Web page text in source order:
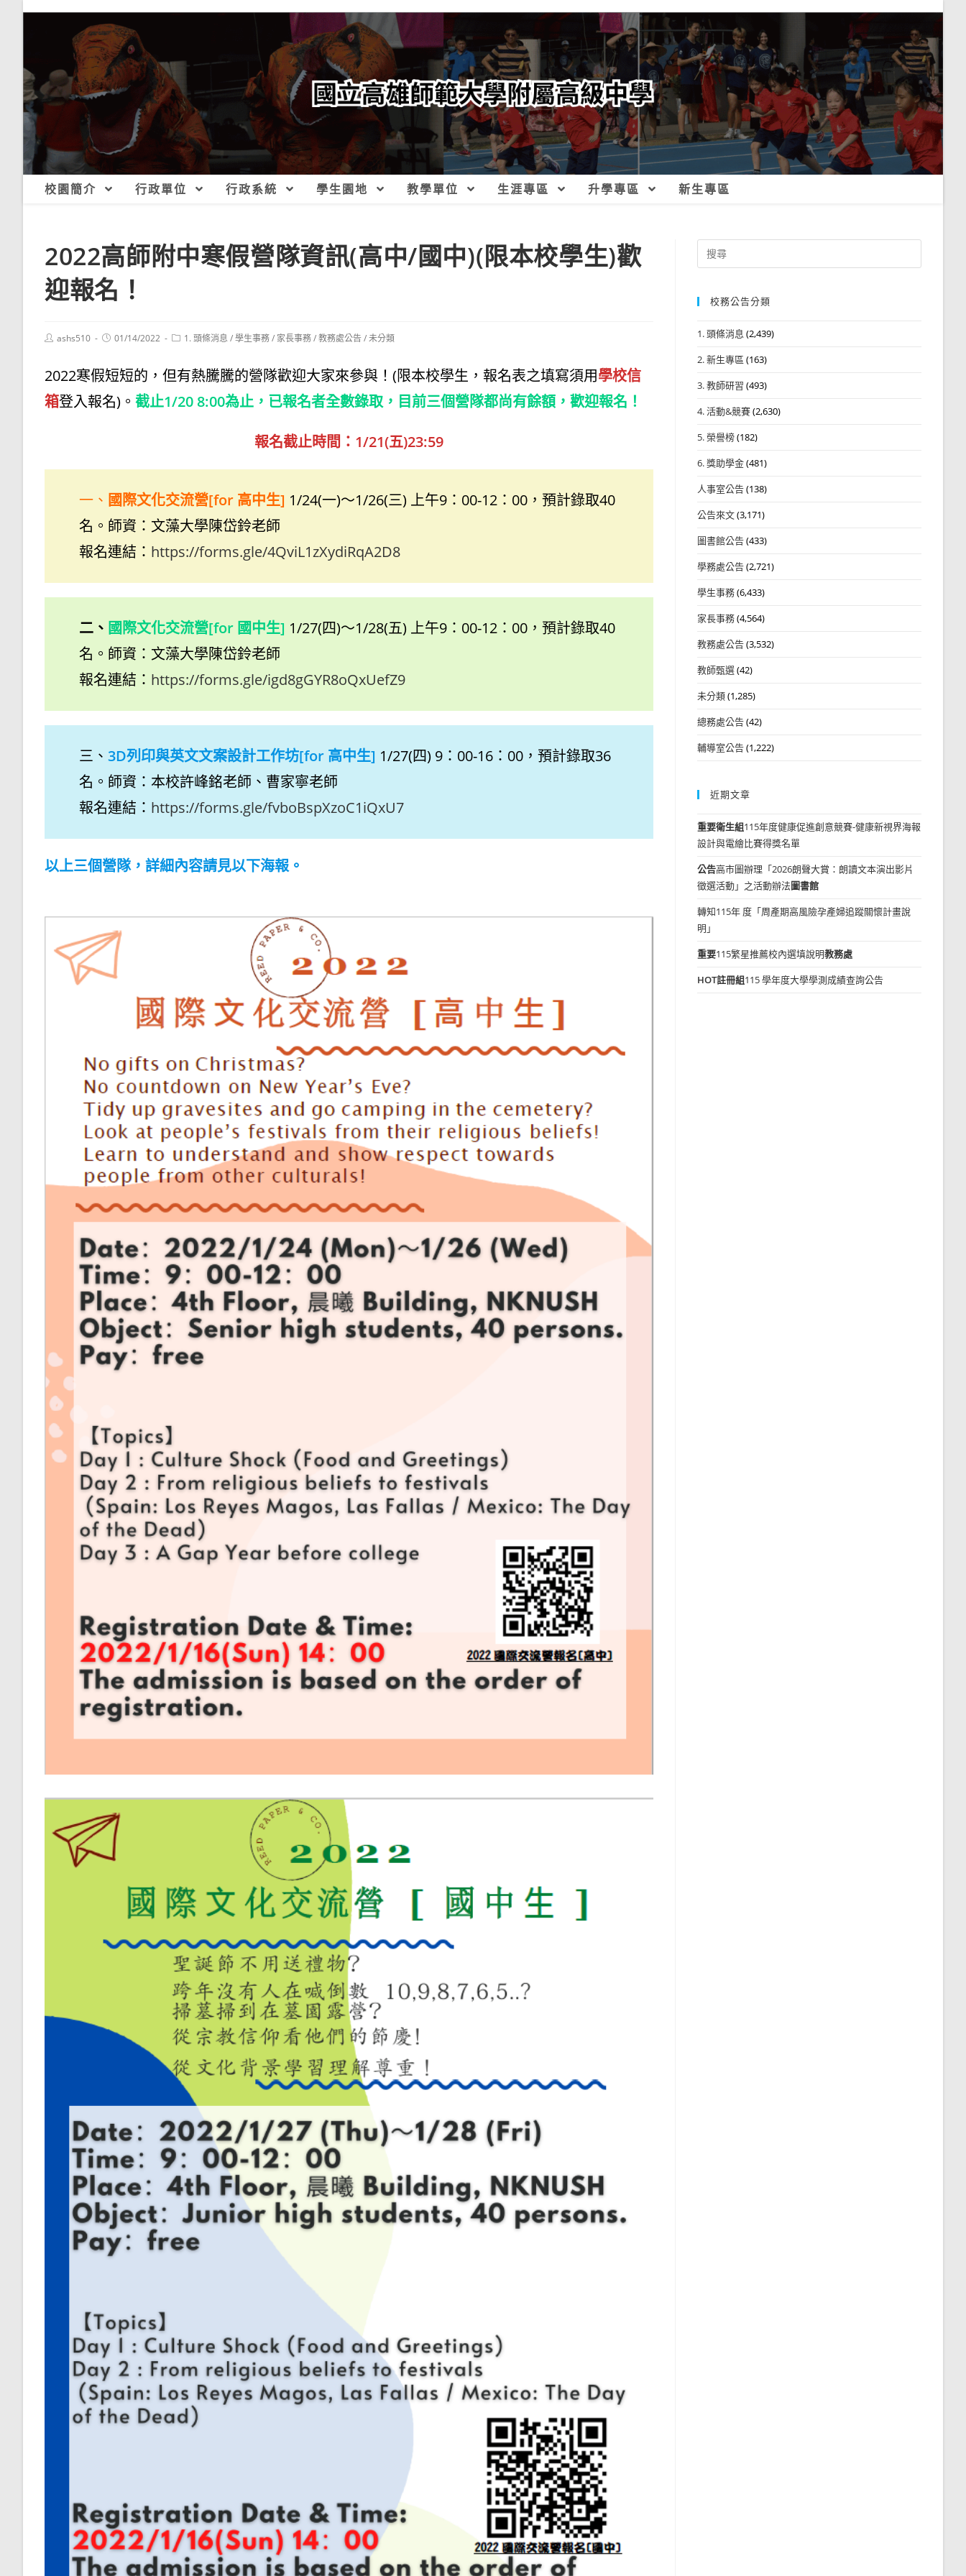
校園簡介 行政單位 行政系統 學生園地 教學單位 生涯專區 升學專區 新生專區
2022高師附中寒假營隊資訊(高中/國中)(限本校學生)歡
迎報名！
Postashs510
Post01/14/2022
Post1. 頭條消息 /學生事務/ 家長事務/教務處公告/未分類
2022寒假短短的，但有熱騰騰的營隊歡迎大家來參與！(限本校學生，報名表之填寫須用學校信
箱登入報名)。 截止1/20 8:00為止，已報名者全數錄取，目前三個營隊都尚有餘額，歡迎報名！
報名截止時間：1/21(五)23:59
一、 國際文化交流營[for 高中生] 1/24(一)～1/26(三) 上午9：00-12：00，預計錄取40
名。師資：文藻大學陳岱鈴老師
報名連結： https://forms.gle/4QviL1zXydiRqA2D8
二、 國際文化交流營[for 國中生] 1/27(四)～1/28(五) 上午9：00-12：00，預計錄取40
名。師資：文藻大學陳岱鈴老師
報名連結： https://forms.gle/igd8gGYR8oQxUefZ9
三、 3D列印與英文文案設計工作坊[for 高中生] 1/27(四) 9：00-16：00，預計錄取36
名。師資：本校許峰銘老師、曹家寧老師
報名連結： https://forms.gle/fvboBspXzoC1iQxU7
以上三個營隊，詳細內容請見以下海報。
Search
for:
校務公告分類
1. 頭條消息 (2,439)
2. 新生專區 (163)
3. 教師研習 (493)
4. 活動&競賽(2,630)
5. 榮譽榜(182)
6. 獎助學金(481)
人事室公告(138)
公告來文(3,171)
圖書館公告(433)
學務處公告(2,721)
學生事務(6,433)
家長事務(4,564)
教務處公告(3,532)
教師甄選(42)
未分類(1,285)
總務處公告(42)
輔導室公告(1,222)
近期文章
重要衛生組115年度健康促進創意競賽-健康新視界海報
設計與電繪比賽得獎名單
公告高市圖辦理「2026朗聲大賞：朗讀文本演出影片
徵選活動」之活動辦法圖書館
轉知115年 度「周產期高風險孕產婦追蹤關懷計畫說
明」
重要115繁星推薦校內選填說明教務處
HOT註冊組115 學年度大學學測成績查詢公告